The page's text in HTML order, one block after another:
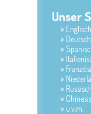
Unser
Deutsch
Russisch
u.v.m.